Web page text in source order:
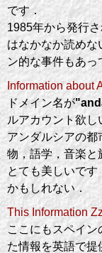
です．
1985年から発行
はなかなか読めな
ン的な事件もあっ
Information about
ドメイン名が
ルアカウント欲し
アンダルシアの
物，語学，音楽と
とても美しいで
かもしれない．
This Information
ここにもスペイ
た情報を英語で提